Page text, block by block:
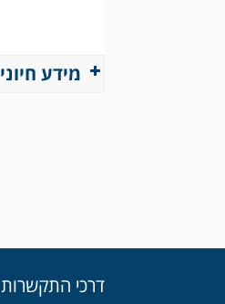
מידע חיוני
דרכי התקשרות